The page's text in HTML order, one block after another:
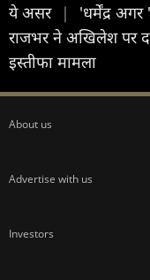
ये असर |
'धर्मेंद्र
राजभर ने अखिलेश पर
इस्तीफा मामला
About us
Advertise with us
Investors